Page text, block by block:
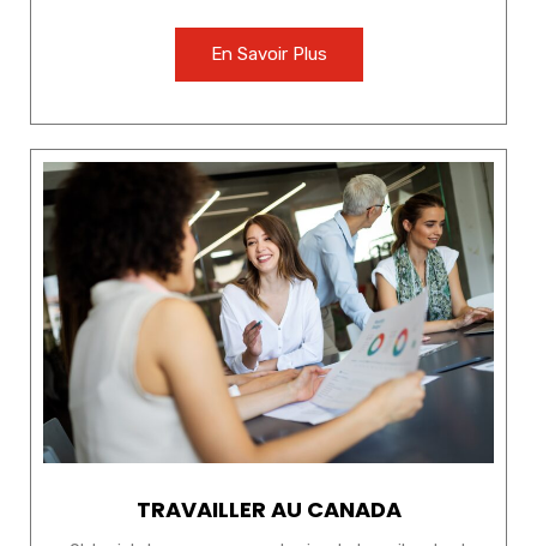
En Savoir Plus
TRAVAILLER AU CANADA